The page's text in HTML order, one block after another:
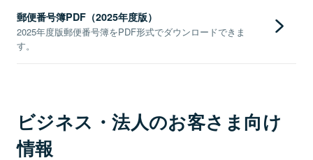
郵便番号簿PDF（2025年度版）
2025年度版郵便番号簿をPDF形式でダウンロードできま
す。
ビジネス・法人のお客さま向け
情報